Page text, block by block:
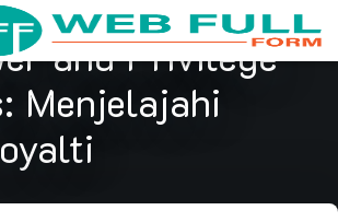
and Privilege
Menjelajahi